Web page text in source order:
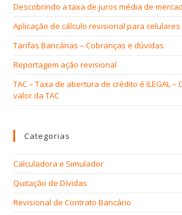
Descobrindo a taxa de juros média de
Aplicação de cálculo revisional para celulares
Tarifas Bancárias – Cobranças e dúvidas
Reportagem ação revisional
TAC – Taxa de abertura de crédito é ILEGAL –
valor da TAC
Categorias
Calculadora e Simulador
Quitação de Dívidas
Revisional de Contrato Bancário